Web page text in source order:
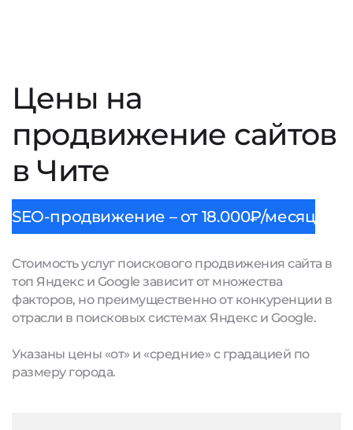
Цены на
продвижение сайтов
в Чите
SEO-продвижение – от 18.000₽/месяц
Стоимость услуг поискового продвижения сайта в
топ Яндекс и Google зависит от множества
факторов, но преимущественно от конкуренции в
отрасли в поисковых системах Яндекс и Google.
Указаны цены «от» и «средние» с градацией по
размеру города.